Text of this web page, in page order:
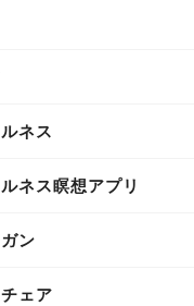
ネス
ネス瞑想アプリ
ン
ェア